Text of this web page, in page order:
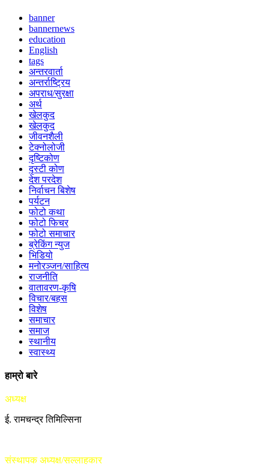
banner
bannernews
education
English
tags
अन्तरवार्ता
अन्तर्राष्ट्रिय
अपराध/सुरक्षा
अर्थ
खेलकुद
खेलकुद
जीवनशैली
टेक्नोलोजी
दृष्टिकोण
दृस्टी कोण
देश परदेश
निर्वाचन बिशेष
पर्यटन
फोटो कथा
फोटो फिचर
फोटो समाचार
ब्रेकिंग न्युज
भिडियो
मनोरञ्जन/साहित्य
राजनीति
वातावरण-कृषि
विचार/बहस
विशेष
समाचार
समाज
स्थानीय
स्वास्थ्य
हाम्रो बारे
अध्यक्ष
ई. रामचन्द्र तिमिल्सिना
संस्थापक अध्यक्ष/सल्लाहकार